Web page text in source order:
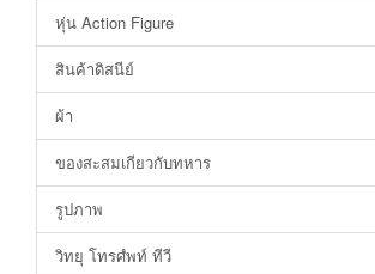
หุ่น Action Figure
สินค้าดิสนีย์
ผ้า
ของสะสมเกียวกับทหาร
รูปภาพ
วิทยุ โทรศํพท์ ทีวี